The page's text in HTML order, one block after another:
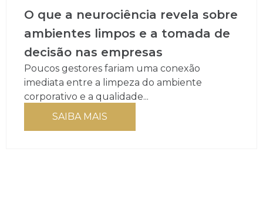
O que a neurociência revela sobre
ambientes limpos e a tomada de
decisão nas empresas
Poucos gestores fariam uma conexão
imediata entre a limpeza do ambiente
corporativo e a qualidade...
SAIBA MAIS